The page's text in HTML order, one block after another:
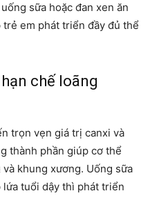
sữa hoặc đan xen ăn
em phát triển đầy đủ thể
chế loãng
trọn vẹn giá trị canxi và
thành phần giúp cơ thể
khung xương. Uống sữa
tuổi dậy thì phát triển